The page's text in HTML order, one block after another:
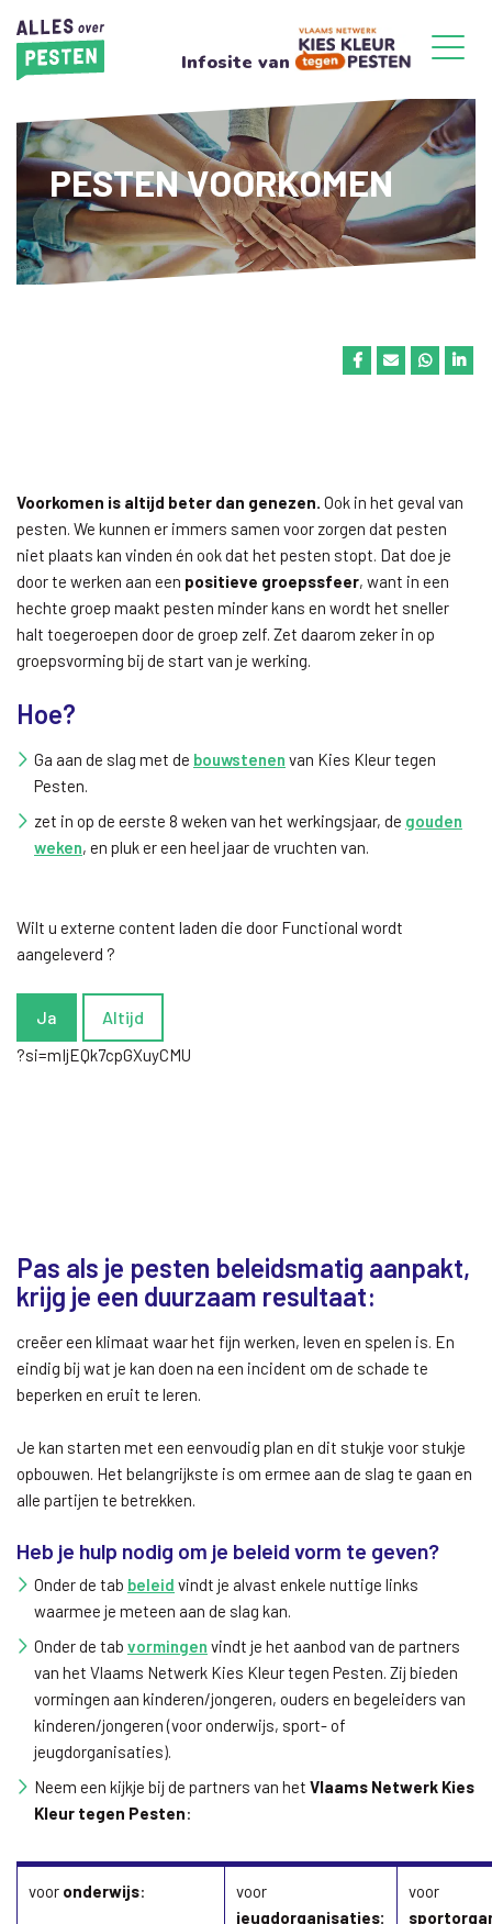
Infosite van
PESTEN VOORKOMEN
Voorkomen is altijd beter dan genezen. Ook in het geval van
pesten. We kunnen er immers samen voor zorgen dat pesten
niet plaats kan vinden én ook dat het pesten stopt. Dat doe je
door te werken aan een positieve groepssfeer, want in een
hechte groep maakt pesten minder kans en wordt het sneller
halt toegeroepen door de groep zelf. Zet daarom zeker in op
groepsvorming bij de start van je werking.
Hoe?
Ga aan de slag met de bouwstenen van Kies Kleur tegen
Pesten.
zet in op de eerste 8 weken van het werkingsjaar, de gouden
weken, en pluk er een heel jaar de vruchten van.
Wilt u externe content laden die door Functional wordt
aangeleverd ?
Ja Altijd
?si=mIjEQk7cpGXuyCMU
Pas als je pesten beleidsmatig aanpakt,
krijg je een duurzaam resultaat:
creëer een klimaat waar het fijn werken, leven en spelen is. En
eindig bij wat je kan doen na een incident om de schade te
beperken en eruit te leren.
Je kan starten met een eenvoudig plan en dit stukje voor stukje
opbouwen. Het belangrijkste is om ermee aan de slag te gaan en
alle partijen te betrekken.
Heb je hulp nodig om je beleid vorm te geven?
Onder de tab beleid vindt je alvast enkele nuttige links
waarmee je meteen aan de slag kan.
Onder de tab vormingen vindt je het aanbod van de partners
van het Vlaams Netwerk Kies Kleur tegen Pesten. Zij bieden
vormingen aan kinderen/jongeren, ouders en begeleiders van
kinderen/jongeren (voor onderwijs, sport- of
jeugdorganisaties).
Neem een kijkje bij de partners van het Vlaams Netwerk Kies
Kleur tegen Pesten:
voor onderwijs:
voor
jeugdorganisaties:
voor